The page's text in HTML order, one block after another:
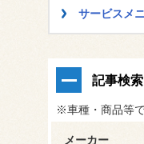
サービスメ
記事検索
※車種・商品等
メーカー